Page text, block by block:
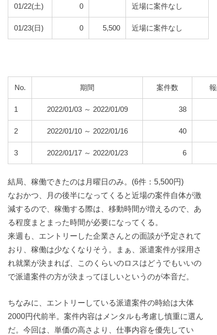
01/22(土) 0 近場に案件なし
01/23(日) 0 5,500 近場に案件なし
No. 期間 案件数
1 2022/01/03 ～ 2022/01/09 38
2 2022/01/10 ～ 2022/01/16 40
3 2022/01/17 ～ 2022/01/23 6
結局、稼働できたのは月曜日のみ。(6件：5,500円)
なおかつ、月の後半になってくると近場の案件自体が激
減するので、稼働する際は、移動時間が増えるので、あ
る程度まとまった時間が必要になってくる。
来週も、エントリーした企業さんとの面談が予定されて
おり、稼働は少なくなりそう。まぁ、派遣案件が採用さ
れ就業が決まれば、このくらいのロスはどうでもいいの
で派遣案件の方が決まってほしいというのが本音だ。
ちなみに、エントリーしている派遣案件の時給は大体
2000円代前半。案件内容はメンタルも考慮し慎重に選ん
だ。今回は、単価の高さより、仕事内容を優先してい